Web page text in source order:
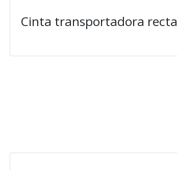
Cinta transportadora recta